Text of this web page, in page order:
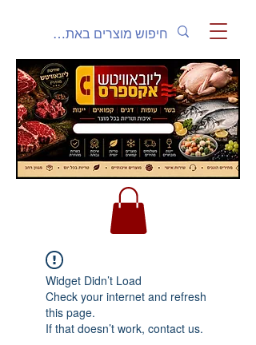
Widget Didn’t Load
Check your internet and refresh
this page.
If that doesn’t work, contact us.